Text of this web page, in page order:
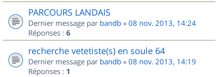
PARCOURS LANDAIS
Dernier message par bandb « 08 nov. 2013, 14:24
Réponses : 6
recherche vetetiste(s) en soule 64
Dernier message par bandb « 08 nov. 2013, 14:19
Réponses : 1